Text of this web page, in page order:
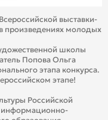
выставки-
произведениях молодых
школы
Попова Ольга
этапа конкурса.
этапе!
Российской